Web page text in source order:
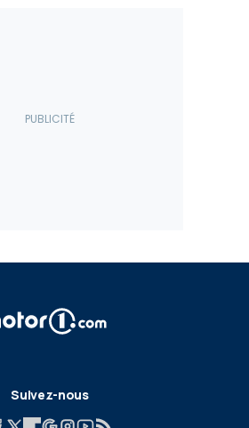
Suivez-nous